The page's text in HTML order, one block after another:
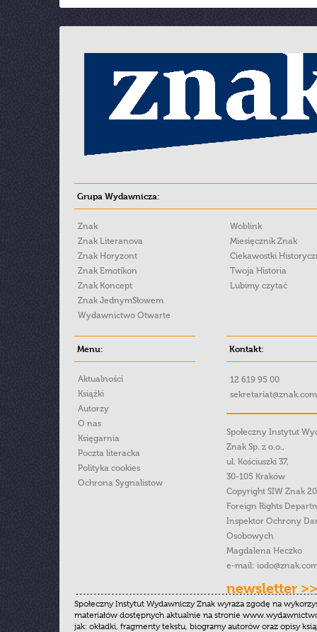
Grupa Wydawnicza:
Znak
Znak Literanova
Znak Horyzont
Znak Emotikon
Znak Koncept
Znak JednymSłowem
Wydawnictwo Otwarte
Woblink
Miesięcznik Znak
Ciekawostki
Twoja Historia
Lubimy czytać
Menu:
Aktualności
Książki
Autorzy
O nas
Księgarnia
Poczta literacka
Polityka cookies
Ochrona Sygnalistow
Kontakt:
12 619 95 00
Społeczny Instytut
Znak Sp. z o.o.,
ul. Kościuszki 37,
30-105 Kraków
Copyright SIW Znak
Foreign Rights
Inspektor Ochrony
Osobowych
Magdalena Heczko
e-mail:
newsletter >>
Społeczny Instytut Wydawniczy Znak wyraża zgodę na
materiałów dostępnych aktualnie na stronie
jak: okładki, fragmenty tekstu, biogramy autorów oraz opisy